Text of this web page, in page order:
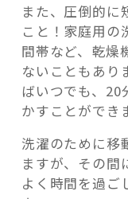
また、圧倒的に
こと！家庭用の
間帯など、乾燥
ないこともあり
ばいつでも、
かすことがで
洗濯のために移
ますが、その間
よく時間を過ご